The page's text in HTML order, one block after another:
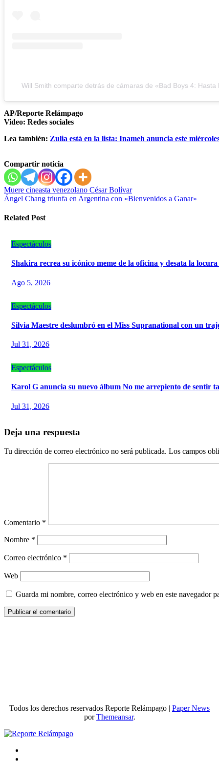
Will Smith comparte detrás de cámaras de «Bad Boys 4: Hasta
AP/Reporte Relámpago
Video: Redes sociales
Lea también: Zulia está en la lista: Inameh anuncia este
Compartir noticia
Navegación
de
entradas
Muere cineasta venezolano César Bolívar
Ángel Chang triunfa en Argentina con «Bienvenidos a Ganar»
Related Post
Espectáculos
Shakira recrea su icónico meme de la oficina y desata la locura
Ago 5, 2026
Espectáculos
Silvia Maestre deslumbró en el Miss Supranational con un
Jul 31, 2026
Espectáculos
Karol G anuncia su nuevo álbum No me arrepiento de sentir
Jul 31, 2026
Deja una respuesta
Tu dirección de correo electrónico no será publicada. Los campos
Comentario *
Nombre *
Correo electrónico *
Web
Guarda mi nombre, correo electrónico y web en este navegador
Todos los derechos reservados Reporte Relámpago | Paper News
porThemeansar.